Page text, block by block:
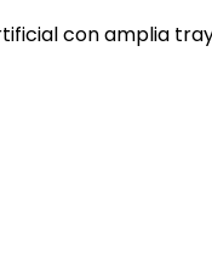
con amplia